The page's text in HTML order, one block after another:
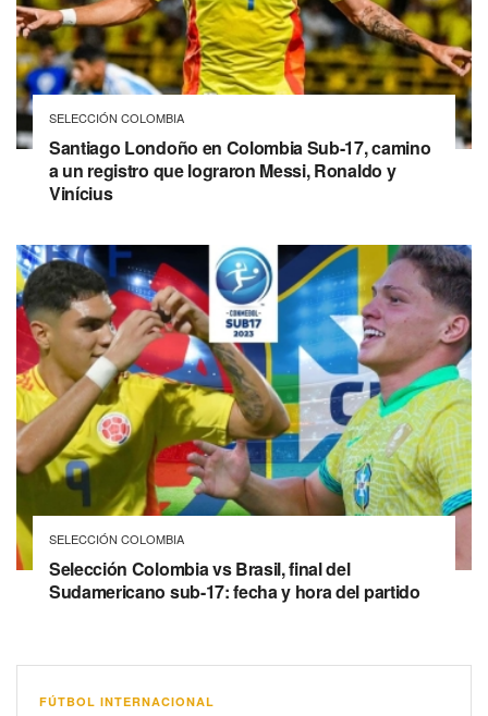
SELECCIÓN COLOMBIA
Santiago Londoño en Colombia Sub-17, camino
a un registro que lograron Messi, Ronaldo y
Vinícius
SELECCIÓN COLOMBIA
Selección Colombia vs Brasil, final del
Sudamericano sub-17: fecha y hora del partido
FÚTBOL INTERNACIONAL